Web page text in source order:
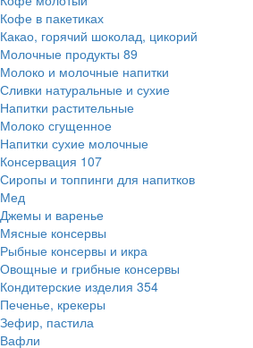
Кофе в пакетиках
Какао, горячий шоколад, цикорий
Молочные продукты 89
Молоко и молочные напитки
Сливки натуральные и сухие
Напитки растительные
Молоко сгущенное
Напитки сухие молочные
Консервация 107
Сиропы и топпинги для напитков
Мед
Джемы и варенье
Мясные консервы
Рыбные консервы и икра
Овощные и грибные консервы
Кондитерские изделия 354
Печенье, крекеры
Зефир, пастила
Вафли